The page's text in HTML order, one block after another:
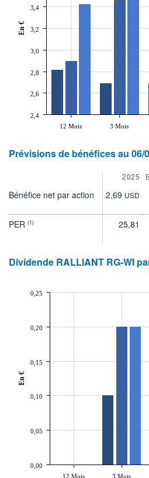
12 Mois 3 Mois
2,4
2,6
2,8
3,0
3,2
3,4
En €
Prévisions de bénéfices au 06/
2025
Bénéfice net par action 2,69 USD
PER (1) 25,81
Dividende RALLIANT RG-WI
12 Mois 3 Mois
0,00
0,05
0,10
0,15
0,20
0,25
En €